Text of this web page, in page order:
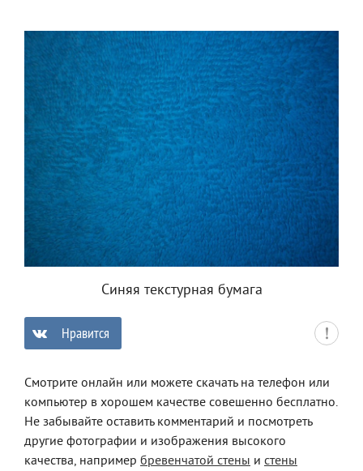
Синяя текстурная бумага
Нравится
Смотрите онлайн или можете скачать на телефон или
компьютер в хорошем качестве совешенно бесплатно.
Не забывайте оставить комментарий и посмотреть
другие фотографии и изображения высокого
качества, например бревенчатой стены и стены